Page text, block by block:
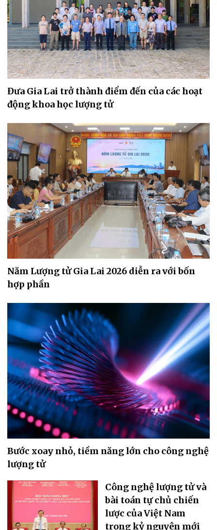
Đưa Gia Lai trở thành điểm đến của các hoạt
động khoa học lượng tử
Năm Lượng tử Gia Lai 2026 diễn ra với bốn
hợp phần
Bước xoay nhỏ, tiềm năng lớn cho công nghệ
lượng tử
Công nghệ lượng tử và
bài toán tự chủ chiến
lược của Việt Nam
trong kỷ nguyên mới